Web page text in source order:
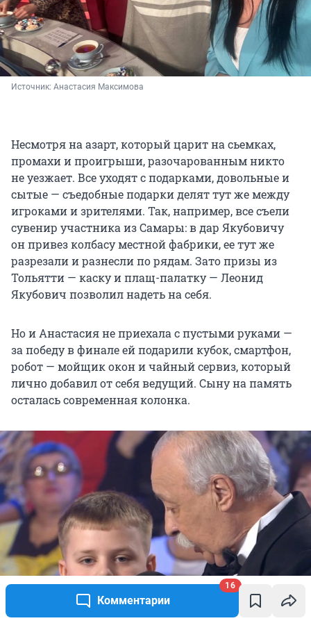
Комментарии
16
Источник: Анастасия Максимова
Несмотря на азарт, который царит на сьемках,
промахи и проигрыши, разочарованным никто
не уезжает. Все уходят с подарками, довольные и
сытые — съедобные подарки делят тут же между
игроками и зрителями. Так, например, все съели
сувенир участника из Самары: в дар Якубовичу
он привез колбасу местной фабрики, ее тут же
разрезали и разнесли по рядам. Зато призы из
Тольятти — каску и плащ-палатку — Леонид
Якубович позволил надеть на себя.
Но и Анастасия не приехала с пустыми руками —
за победу в финале ей подарили кубок, смартфон,
робот — мойщик окон и чайный сервиз, который
лично добавил от себя ведущий. Сыну на память
осталась современная колонка.